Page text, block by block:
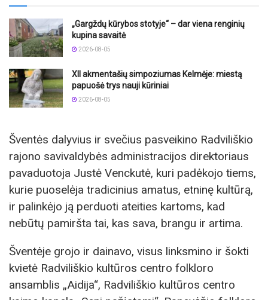
„Gargždų kūrybos stotyje“ – dar viena renginių
kupina savaitė
2026-08-05
XII akmentašių simpoziumas Kelmėje: miestą
papuošė trys nauji kūriniai
2026-08-05
Šventės dalyvius ir svečius pasveikino Radviliškio
rajono savivaldybės administracijos direktoriaus
pavaduotoja Justė Venckutė, kuri padėkojo tiems,
kurie puoselėja tradicinius amatus, etninę kultūrą,
ir palinkėjo ją perduoti ateities kartoms, kad
nebūtų pamiršta tai, kas sava, brangu ir artima.
Šventėje grojo ir dainavo, visus linksmino ir šokti
kvietė Radviliškio kultūros centro folkloro
ansamblis „Aidija“, Radviliškio kultūros centro